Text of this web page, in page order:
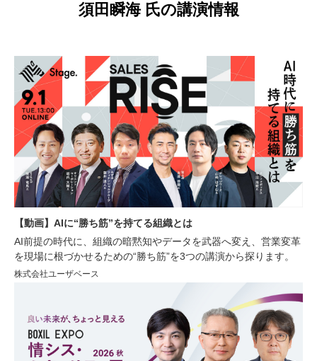
須田瞬海 氏の講演情報
【動画】AIに“勝ち筋”を持てる組織とは
AI前提の時代に、組織の暗黙知やデータを武器へ変え、営業変革
を現場に根づかせるための“勝ち筋”を3つの講演から探ります。
株式会社ユーザベース